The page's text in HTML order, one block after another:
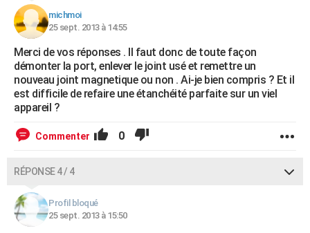
michmoi
25 sept. 2013 à 14:55
Merci de vos réponses . Il faut donc de toute façon
démonter la port, enlever le joint usé et remettre un
nouveau joint magnetique ou non . Ai-je bien compris ? Et il
est difficile de refaire une étanchéité parfaite sur un viel
appareil ?
Commenter 0
RÉPONSE 4 / 4
Profil bloqué
25 sept. 2013 à 15:50